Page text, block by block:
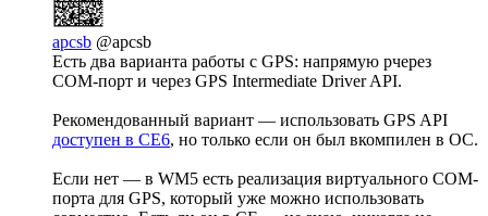
apcsb @apcsb
Есть два варианта работы с GPS: напрямую рчерез
COM-порт и через GPS Intermediate Driver API.
Рекомендованный вариант — использовать GPS API
доступен в CE6, но только если он был вкомпилен в ОС.
Если нет — в WM5 есть реализация виртуального COM-
порта для GPS, который уже можно использовать